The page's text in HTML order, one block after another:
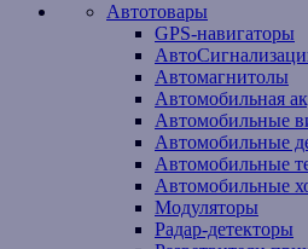
Автотовары
GPS-навигаторы
Автомагнитолы
Автомобильная
Автомобильные
Автомобильные
Автомобильные
Автомобильные
Модуляторы
Радар-детекторы